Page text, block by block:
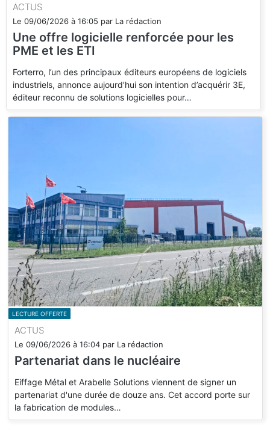
ACTUS
Le 09/06/2026 à 16:05 par La rédaction
Une offre logicielle renforcée pour les
PME et les ETI
Forterro, l’un des principaux éditeurs européens de logiciels
industriels, annonce aujourd’hui son intention d’acquérir 3E,
éditeur reconnu de solutions logicielles pour…
LECTURE OFFERTE
ACTUS
Le 09/06/2026 à 16:04 par La rédaction
Partenariat dans le nucléaire
Eiffage Métal et Arabelle Solutions viennent de signer un
partenariat d'une durée de douze ans. Cet accord porte sur
la fabrication de modules…